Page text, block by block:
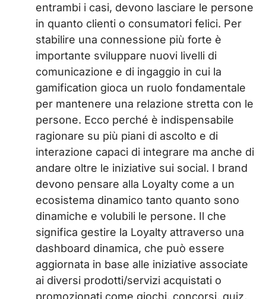
entrambi i casi, devono lasciare le persone
in quanto clienti o consumatori felici. Per
stabilire una connessione più forte è
importante sviluppare nuovi livelli di
comunicazione e di ingaggio in cui la
gamification gioca un ruolo fondamentale
per mantenere una relazione stretta con le
persone. Ecco perché è indispensabile
ragionare su più piani di ascolto e di
interazione capaci di integrare ma anche di
andare oltre le iniziative sui social. I brand
devono pensare alla Loyalty come a un
ecosistema dinamico tanto quanto sono
dinamiche e volubili le persone. Il che
significa gestire la Loyalty attraverso una
dashboard dinamica, che può essere
aggiornata in base alle iniziative associate
ai diversi prodotti/servizi acquistati o
promozionati come giochi, concorsi, quiz,